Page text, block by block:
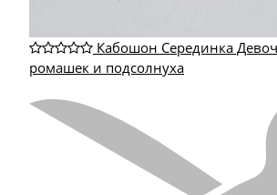
Кабошон Серединка
ромашек и подсолнуха